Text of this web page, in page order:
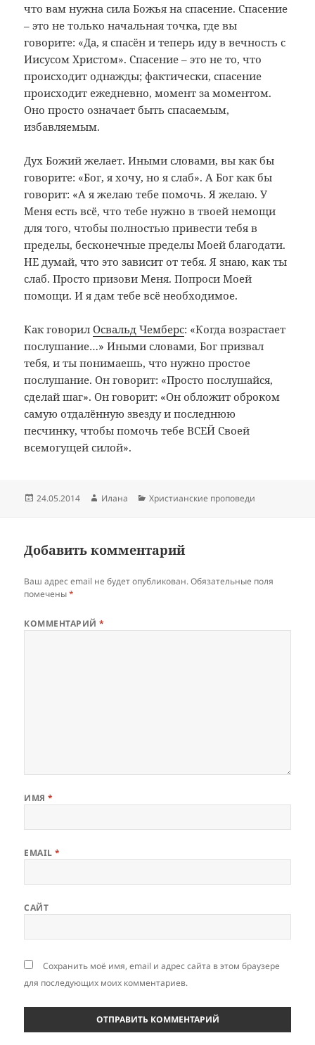
что вам нужна сила Божья на спасение. Спасение
– это не только начальная точка, где вы
говорите: «Да, я спасён и теперь иду в вечность с
Иисусом Христом». Спасение – это не то, что
происходит однажды; фактически, спасение
происходит ежедневно, момент за моментом.
Оно просто означает быть спасаемым,
избавляемым.
Дух Божий желает. Иными словами, вы как бы
говорите: «Бог, я хочу, но я слаб». А Бог как бы
говорит: «А я желаю тебе помочь. Я желаю. У
Меня есть всё, что тебе нужно в твоей немощи
для того, чтобы полностью привести тебя в
пределы, бесконечные пределы Моей благодати.
НЕ думай, что это зависит от тебя. Я знаю, как ты
слаб. Просто призови Меня. Попроси Моей
помощи. И я дам тебе всё необходимое.
Как говорилОсвальд Чемберс: «Когда возрастает
послушание…» Иными словами, Бог призвал
тебя, и ты понимаешь, что нужно простое
послушание. Он говорит: «Просто послушайся,
сделай шаг». Он говорит: «Он обложит оброком
самую отдалённую звезду и последнюю
песчинку, чтобы помочь тебе ВСЕЙ Своей
всемогущей силой».
Опубликовано
24.05.2014 Автор
Илана Рубрики
Христианские проповеди
Добавить комментарий
Ваш адрес email не будет опубликован. Обязательные поля
помечены*
КОММЕНТАРИЙ*
ИМЯ*
EMAIL*
САЙТ
Сохранить моё имя, email и адрес сайта в этом браузере
для последующих моих комментариев.